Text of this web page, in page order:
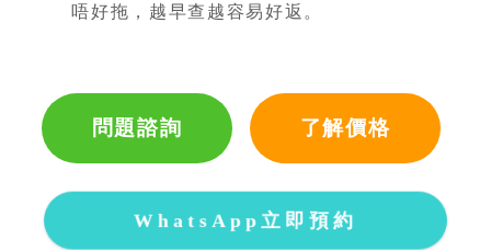
唔好拖，越早查越容易好返。
問題諮詢 了解價格
WhatsApp立即預約